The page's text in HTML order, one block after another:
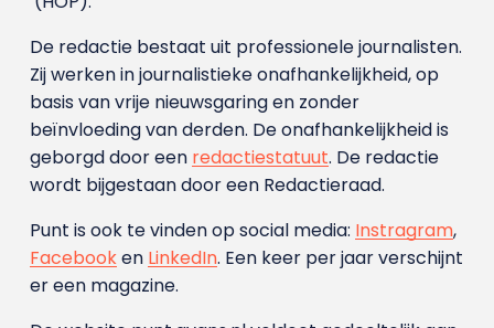
De redactie bestaat uit professionele journalisten.
Zij werken in journalistieke onafhankelijkheid, op
basis van vrije nieuwsgaring en zonder
beïnvloeding van derden. De onafhankelijkheid is
geborgd door een redactiestatuut. De redactie
wordt bijgestaan door een Redactieraad.
Punt is ook te vinden op social media: Instragram,
Facebooken LinkedIn. Een keer per jaar verschijnt
er een magazine.